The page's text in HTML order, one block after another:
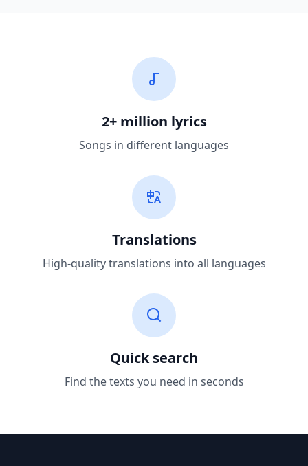
2+ million lyrics
Songs in different languages
Translations
High-quality translations into all languages
Quick search
Find the texts you need in seconds